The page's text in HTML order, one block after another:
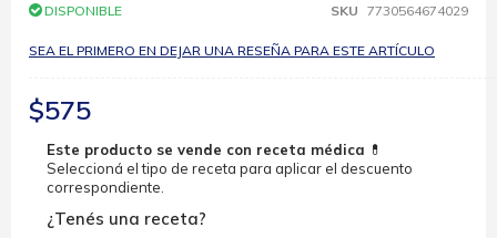
galería
imágenes
DISPONIBLE SKU 7730564674029
SEA EL PRIMERO EN DEJAR UNA RESEÑA PARA ESTE ARTÍCULO
$575
Este producto se vende con receta médica 💊
Seleccioná el tipo de receta para aplicar el descuento
correspondiente.
¿Tenés una receta?